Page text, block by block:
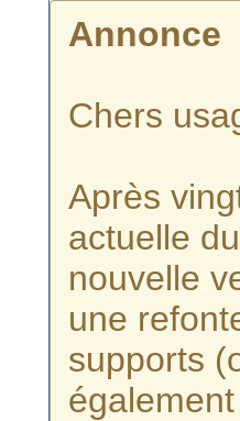
Annonce
Chers
Après
actuelle
nouvelle
une
supports